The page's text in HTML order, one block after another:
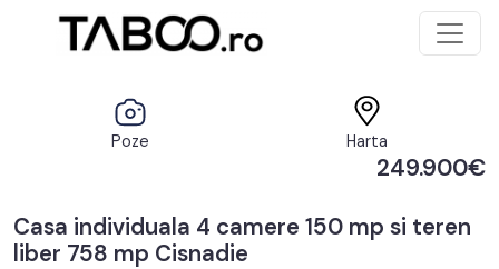
Poze Harta
249.900€
Casa individuala 4 camere 150 mp si teren
liber 758 mp Cisnadie